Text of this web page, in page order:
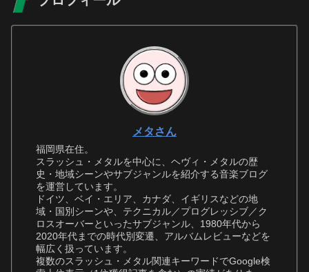
メタさん
福岡県在住。
スラッシュ・メタルを中心に、ヘヴィ・メタルの歴
史・地域シーンやサブジャンルを紹介する音楽ブログ
を運営しています。
ドイツ、ベイ・エリア、カナダ、イギリスなどの地
域・国別シーンや、テクニカル／プログレッシブ／ク
ロスオーバーといったサブジャンル、1980年代から
2020年代までの時代別変遷、アルバムレビューなどを
幅広く扱っています。
複数のスラッシュ・メタル関連キーワードでGoogle検